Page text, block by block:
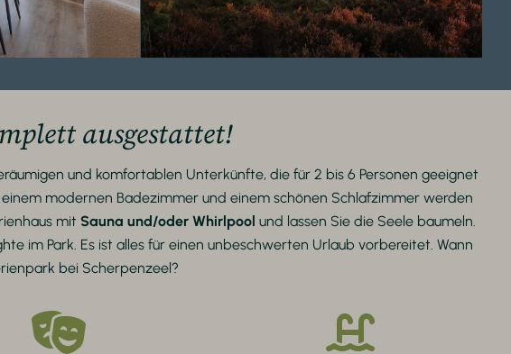
ausgestattet!
und komfortablen Unterkünfte, die für 2 bis 6 Personen geeignet
modernen Badezimmer und einem schönen Schlafzimmer werden
mit Sauna und/oder Whirlpool und lassen Sie die Seele baumeln.
im Park. Es ist alles für einen unbeschwerten Urlaub vorbereitet. Wann
bei Scherpenzeel?